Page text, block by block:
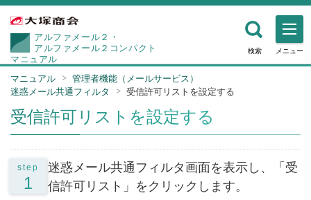
アルファメール２・
アルファメール２コンパクト
マニュアル
検索 メニュー
マニュアル
管理者機能（メールサービス）
迷惑メール共通フィルタ
受信許可リストを設定する
受信許可リストを設定する
step
1
迷惑メール共通フィルタ画面を表示し、「受
信許可リスト」をクリックします。